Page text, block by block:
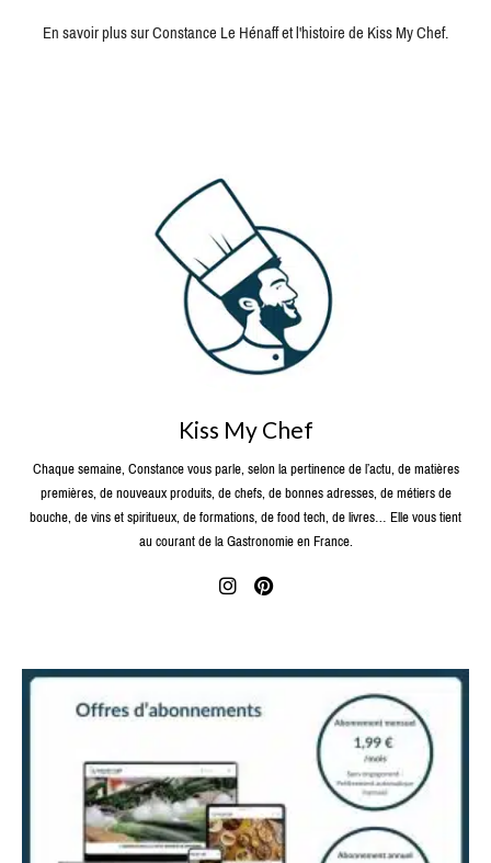
En savoir plus sur Constance Le Hénaff et l'histoire de Kiss My Chef.
Kiss My Chef
Chaque semaine, Constance vous parle, selon la pertinence de l’actu, de matières
premières, de nouveaux produits, de chefs, de bonnes adresses, de métiers de
bouche, de vins et spiritueux, de formations, de food tech, de livres… Elle vous tient
au courant de la Gastronomie en France.